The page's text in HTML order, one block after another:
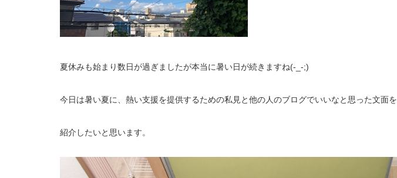
夏休みも始まり数日が過ぎましたが本当に暑い日が続きますね(-_-;)
今日は暑い夏に、熱い支援を提供するための私見と他の人のブログでいいなと思った文面を
紹介したいと思います。